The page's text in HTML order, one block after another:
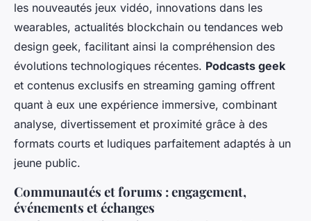
les nouveautés jeux vidéo, innovations dans les
wearables, actualités blockchain ou tendances web
design geek, facilitant ainsi la compréhension des
évolutions technologiques récentes. Podcasts geek
et contenus exclusifs en streaming gaming offrent
quant à eux une expérience immersive, combinant
analyse, divertissement et proximité grâce à des
formats courts et ludiques parfaitement adaptés à un
jeune public.
Communautés et forums : engagement,
événements et échanges